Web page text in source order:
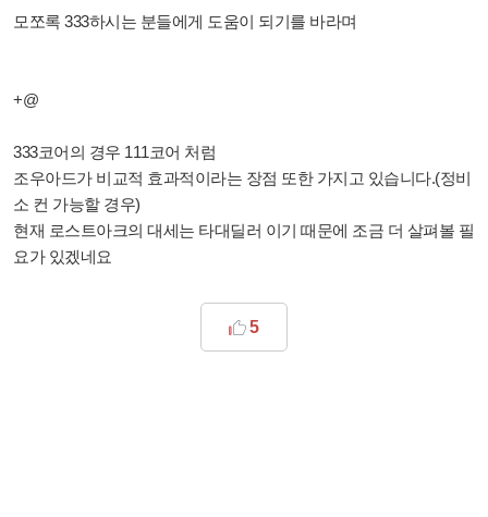
모쪼록 333하시는 분들에게 도움이 되기를 바라며
+@
333코어의 경우 111코어 처럼
조우아드가 비교적 효과적이라는 장점 또한 가지고 있습니다.(정비
소 컨 가능할 경우)
현재 로스트아크의 대세는 타대딜러 이기 때문에 조금 더 살펴볼 필
요가 있겠네요
5